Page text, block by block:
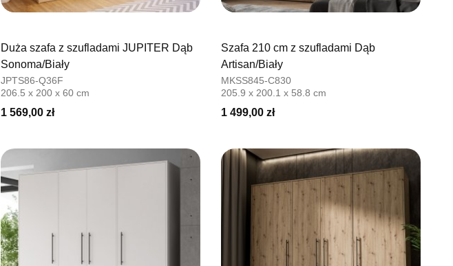
Duża szafa z szufladami JUPITER Dąb
Sonoma/Biały
JPTS86-Q36F
206.5 x 200 x 60 cm
1 569,00 zł
Szafa 210 cm z szufladami Dąb
Artisan/Biały
MKSS845-C830
205.9 x 200.1 x 58.8 cm
1 499,00 zł